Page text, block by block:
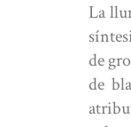
La
de
de